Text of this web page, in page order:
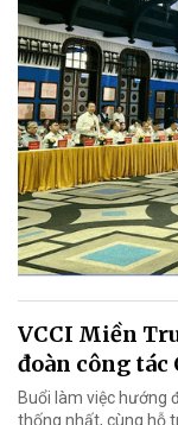
VCCI Miền
đoàn công tác
Buổi làm việc hướng
thống nhất, cùng hỗ